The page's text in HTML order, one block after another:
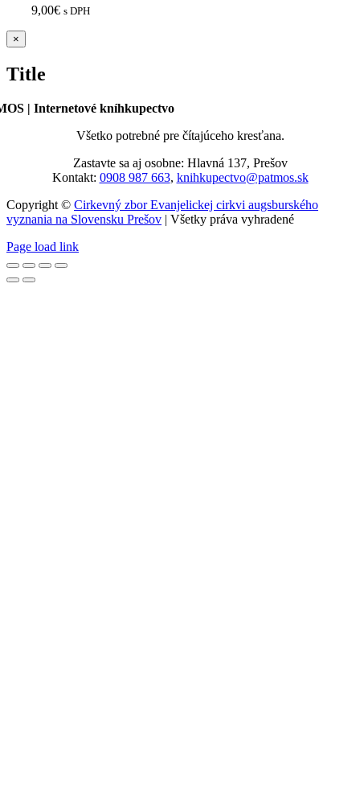
9,00€ s DPH
Zatvoriť
rýchle
produktu
×
Title
| Internetové kníhkupectvo
Všetko potrebné pre čítajúceho kresťana.
Zastavte sa aj osobne: Hlavná 137, Prešov
Kontakt: 0908 987 663, knihkupectvo@patmos.sk
Copyright © Cirkevný zbor Evanjelickej cirkvi augsburského
vyznania na Slovensku Prešov | Všetky práva vyhradené
Page load link